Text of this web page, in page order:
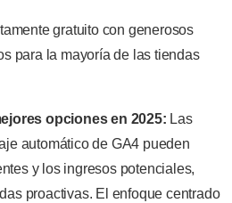
gratuito con generosos
para la mayoría de las tiendas
opciones en 2025: Las
automático de GA4 pueden
y los ingresos potenciales,
proactivas. El enfoque centrado